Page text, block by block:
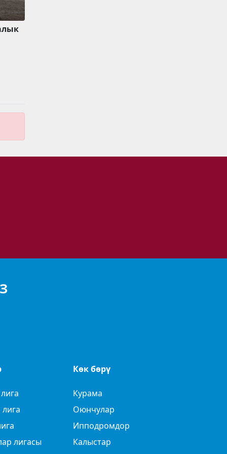
лигасы
Көк бөрү
Курама
Оюнчулар
Ипподромдор
Калыстар